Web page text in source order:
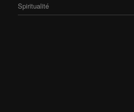
Spiritualité